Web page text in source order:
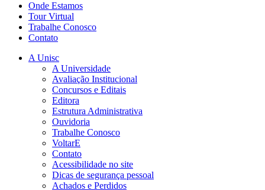
Onde Estamos
Tour Virtual
Trabalhe Conosco
Contato
A Unisc
A Universidade
Avaliação Institucional
Concursos e Editais
Editora
Estrutura Administrativa
Ouvidoria
Trabalhe Conosco
VoltarE
Contato
Acessibilidade no site
Dicas de segurança pessoal
Achados e Perdidos